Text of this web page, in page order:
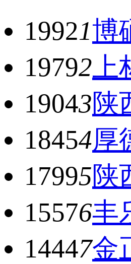
19921博
19792
19043陕
18454厚
17995陕
15576丰
14447金